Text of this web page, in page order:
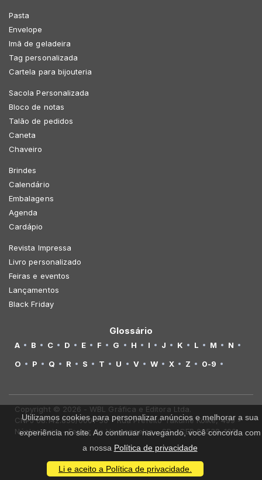
Pasta
Envelope
Imã de geladeira
Tag personalizada
Cartela para bijouteria
Sacola Personalizada
Bloco de notas
Talão de pedidos
Caneta
Chaveiro
Brindes
Calendário
Embalagens
Agenda
Cardápio
Revista Impressa
Livro personalizado
Feiras e eventos
Lançamentos
Black Friday
Glossário
A B C D E F G H I J K L M
N
O
P Q R S T U V W X Z 0-9
Copyright © 2026 - WBL Gráfica e Editora Ltda.
CNPJ 08.142.850/0001-36 - Rua Prefeito Takume Koike, 499 -
Núcleo Itaim - Ferraz de Vasconcelos - SP - CEP 08538-100
Utilizamos cookies para personalizar anúncios e melhorar a sua
experiência no site. Ao continuar navegando, você concorda com
a nossa Política de privacidade
Li e aceito a Política de privacidade.